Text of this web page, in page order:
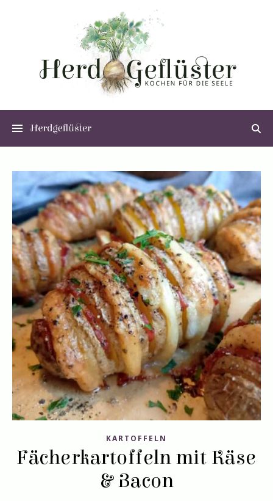
KARTOFFELN
Fächerkartoffeln mit Käse
& Bacon